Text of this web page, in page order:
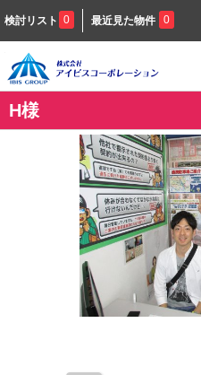
検討リスト 0 最近見た物件 0
H様